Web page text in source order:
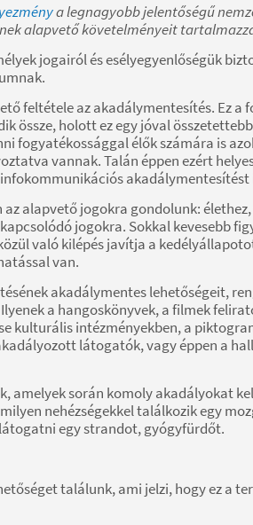
a legnagyobb jelentőségű
alapvető követelményeit
jogairól és esélyegyenlőségük
feltétele az akadálymentesítés. Ez
össze, holott ez egy jóval
fogyatékossággal élők számára is
vannak. Talán éppen ezért
alapvető jogokra gondolunk:
jogokra. Sokkal kevesebb
való kilépés javítja a
van.
akadálymentes lehetőségeit,
a hangoskönyvek, a filmek
kulturális intézményekben, a
látogatók, vagy éppen a
amelyek során komoly akadályokat
nehézségekkel találkozik egy
egy strandot, gyógyfürdőt.
találunk, ami jelzi, hogy ez a